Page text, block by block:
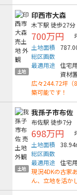
土地
印西市大森
木下駅 徒歩27分
700万円
土地面積
総区画数
最適用途 住宅
資材
広々244.72坪（
築可能です！
土地
我孫子市布佐
布佐駅 徒歩7分
698万円
土地面積
総区画数
最適用途 住宅
現況4DKの古家
ん、立地を活か